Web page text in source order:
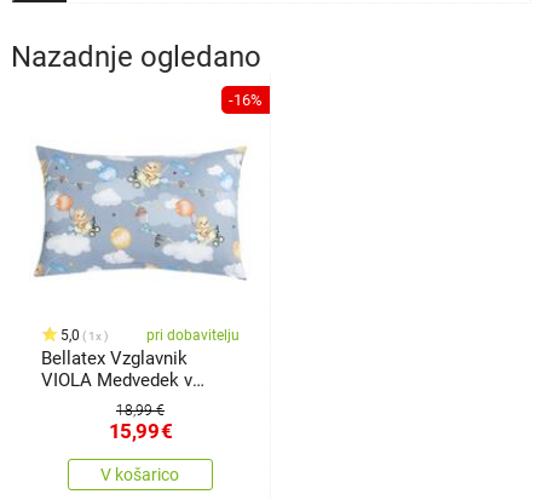
Nazadnje ogledano
-16%
5,0 1x pri dobavitelju
Bellatex Vzglavnik
VIOLA Medvedek v
letalu, 40 x60 cm
18,99 €
15,99€
V košarico